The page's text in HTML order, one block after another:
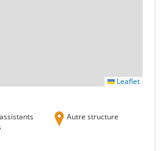
Leaflet
Autre structure